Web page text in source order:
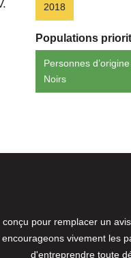
2018
Populations
Personnes
Noirs
pour remplacer un
vivement les
d'entreprendre toute